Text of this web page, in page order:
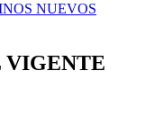
NUEVOS